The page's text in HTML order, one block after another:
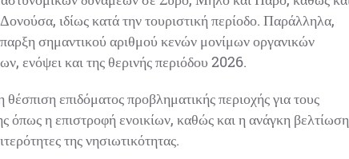
ιδίως κατά την τουριστική περίοδο. Παράλληλα,
σημαντικού αριθμού κενών μονίμων οργανικών
ενόψει και της θερινής περιόδου 2026.
επιδόματος προβληματικής περιοχής για τους
η επιστροφή ενοικίων, καθώς και η ανάγκη βελτίωσης
της νησιωτικότητας.